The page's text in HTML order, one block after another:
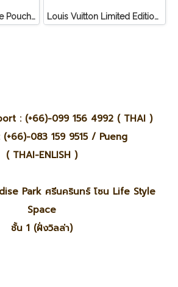
Christian Dior Seddle Pouch Accessory Hand Bag Louis Vuitton Limited Edition Monogram Canvas Sofia Coppola SC Bag
: (+66)-099 156 4992 ( THAI )
083 159 9515 / Pueng
( THAI-ENLISH )
Park ศรีนครินทร์ โซน Life Style
Space
ชั้น 1 (ฝั่งวิลล่า)